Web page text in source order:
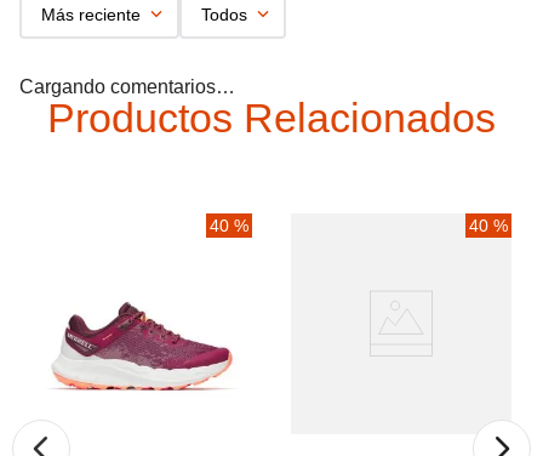
Más reciente Todos
Cargando comentarios…
Productos Relacionados
40 % 40 %